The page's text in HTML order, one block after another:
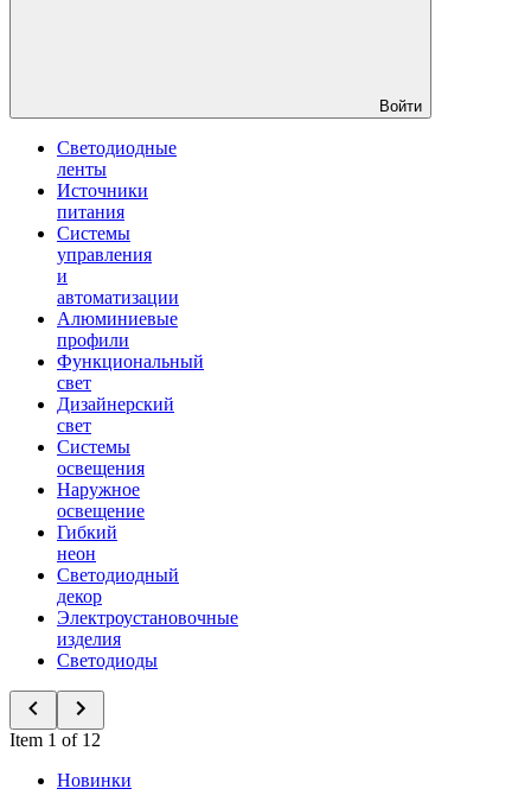
Войти
Светодиодные
ленты
Источники
питания
Системы
управления
и
автоматизации
Алюминиевые
профили
Функциональный
свет
Дизайнерский
свет
Системы
освещения
Наружное
освещение
Гибкий
неон
Светодиодный
декор
Электроустановочные
изделия
Светодиоды
Item 1 of 12
Новинки